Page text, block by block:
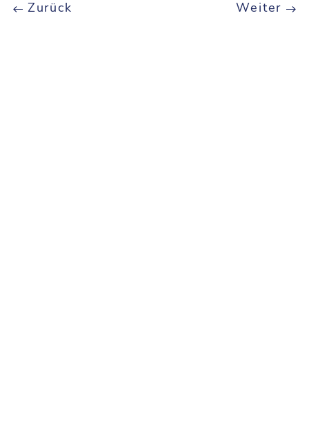
Zurück Weiter